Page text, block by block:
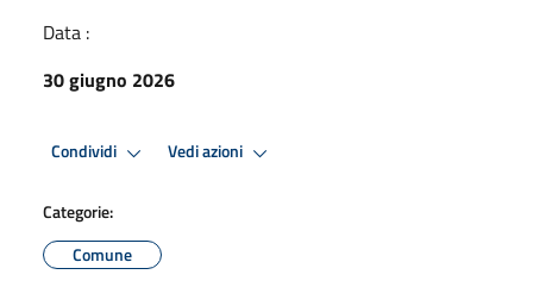
Data :
30 giugno 2026
Condividi Vedi azioni
Categorie:
Comune